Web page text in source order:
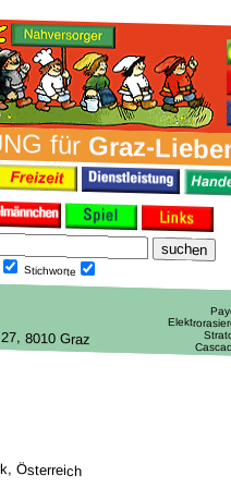
fürGraz-
Stich­worte
Österreich